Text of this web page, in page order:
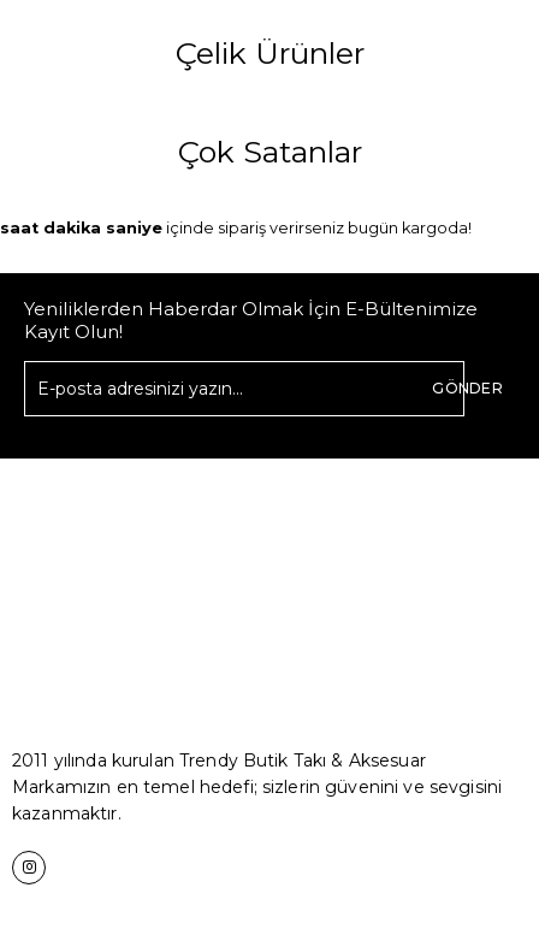
Çelik Ürünler
Çok Satanlar
saat dakika saniye içinde sipariş verirseniz bugün kargoda!
Yeniliklerden Haberdar Olmak İçin E-Bültenimize
Kayıt Olun!
GÖNDER
2011 yılında kurulan Trendy Butik Takı & Aksesuar
Markamızın en temel hedefi; sizlerin güvenini ve sevgisini
kazanmaktır.